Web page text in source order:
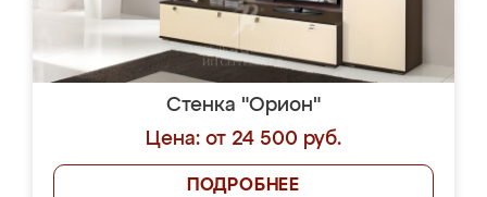
Стенка "Орион"
Цена: от 24 500 руб.
ПОДРОБНЕЕ